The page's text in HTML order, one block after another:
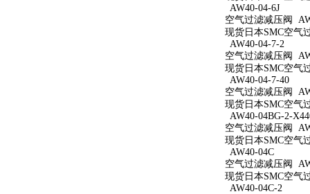
AW40-04-6J
空气过滤减压阀
现货日本SMC空气
AW40-04-7-2
空气过滤减压阀
现货日本SMC空气
AW40-04-7-40
空气过滤减压阀
现货日本SMC空气
AW40-04BG-2-
空气过滤减压阀
现货日本SMC空气
AW40-04C
空气过滤减压阀
现货日本SMC空气
AW40-04C-2